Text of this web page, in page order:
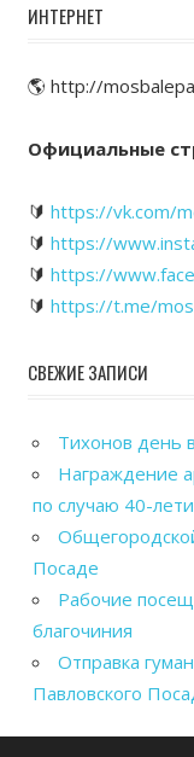
ИНТЕРНЕТ
🌎 http://
Официальные
🔰 https://vk.com/
🔰 https://
🔰 https://
🔰 https://t.me/
СВЕЖИЕ ЗАПИСИ
Тихонов день
Награждение
по случаю 40-
Посаде
Рабочие
благочиния
Отправка
Павловского